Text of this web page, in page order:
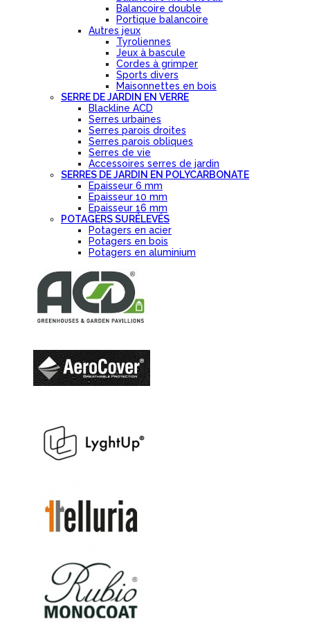
Balancoire double
Portique balancoire
Autres jeux
Tyroliennes
Jeux à bascule
Cordes à grimper
Sports divers
Maisonnettes en bois
SERRE DE JARDIN EN VERRE
Blackline ACD
Serres urbaines
Serres parois droites
Serres parois obliques
Serres de vie
Accessoires serres de jardin
SERRES DE JARDIN EN POLYCARBONATE
Epaisseur 6 mm
Epaisseur 10 mm
Epaisseur 16 mm
POTAGERS SURÉLEVÉS
Potagers en acier
Potagers en bois
Potagers en aluminium